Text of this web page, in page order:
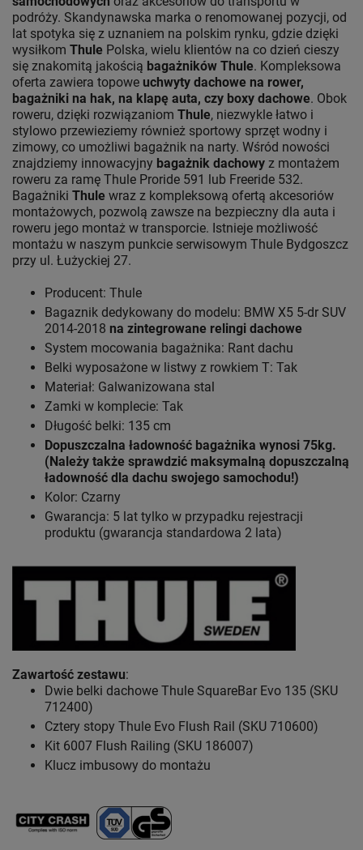
podróży. Skandynawska marka o renomowanej pozycji, od
lat spotyka się z uznaniem na polskim rynku, gdzie dzięki
wysiłkom Thule Polska, wielu klientów na co dzień cieszy
się znakomitą jakością bagażników Thule. Kompleksowa
oferta zawiera topowe uchwyty dachowe na rower,
bagażniki na hak, na klapę auta, czy boxy dachowe. Obok
roweru, dzięki rozwiązaniom Thule, niezwykle łatwo i
stylowo przewieziemy również sportowy sprzęt wodny i
zimowy, co umożliwi bagażnik na narty. Wśród nowości
znajdziemy innowacyjny bagażnik dachowy z montażem
roweru za ramę Thule Proride 591 lub Freeride 532.
Bagażniki Thule wraz z kompleksową ofertą akcesoriów
montażowych, pozwolą zawsze na bezpieczny dla auta i
roweru jego montaż w transporcie. Istnieje możliwość
montażu w naszym punkcie serwisowym Thule Bydgoszcz
przy ul. Łużyckiej 27.
Producent: Thule
Bagaznik dedykowany do modelu: BMW X5 5-dr SUV
2014-2018 na zintegrowane relingi dachowe
System mocowania bagażnika: Rant dachu
Belki wyposażone w listwy z rowkiem T: Tak
Materiał: Galwanizowana stal
Zamki w komplecie: Tak
Długość belki: 135 cm
Dopuszczalna ładowność bagażnika wynosi 75kg.
(Należy także sprawdzić maksymalną dopuszczalną
ładowność dla dachu swojego samochodu!)
Kolor: Czarny
Gwarancja: 5 lat tylko w przypadku rejestracji
produktu (gwarancja standardowa 2 lata)
Zawartość zestawu:
Dwie belki dachowe Thule SquareBar Evo 135 (SKU
712400)
Cztery stopy Thule Evo Flush Rail (SKU 710600)
Kit 6007 Flush Railing (SKU 186007)
Klucz imbusowy do montażu